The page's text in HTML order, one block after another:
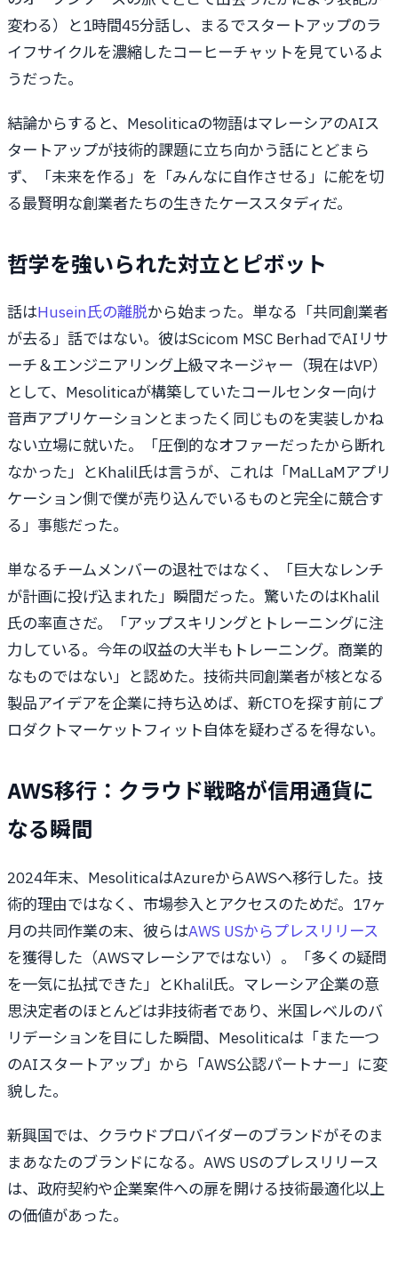
変わる）と1時間45分話し、まるでスタートアップのラ
イフサイクルを濃縮したコーヒーチャットを見ているよ
うだった。
結論からすると、Mesoliticaの物語はマレーシアのAIス
タートアップが技術的課題に立ち向かう話にとどまら
ず、「未来を作る」を「みんなに自作させる」に舵を切
る最賢明な創業者たちの生きたケーススタディだ。
哲学を強いられた対立とピボット
話はHusein氏の離脱から始まった。単なる「共同創業者
が去る」話ではない。彼はScicom MSC BerhadでAIリサ
ーチ＆エンジニアリング上級マネージャー（現在はVP）
として、Mesoliticaが構築していたコールセンター向け
音声アプリケーションとまったく同じものを実装しかね
ない立場に就いた。「圧倒的なオファーだったから断れ
なかった」とKhalil氏は言うが、これは「MaLLaMアプリ
ケーション側で僕が売り込んでいるものと完全に競合す
る」事態だった。
単なるチームメンバーの退社ではなく、「巨大なレンチ
が計画に投げ込まれた」瞬間だった。驚いたのはKhalil
氏の率直さだ。「アップスキリングとトレーニングに注
力している。今年の収益の大半もトレーニング。商業的
なものではない」と認めた。技術共同創業者が核となる
製品アイデアを企業に持ち込めば、新CTOを探す前にプ
ロダクトマーケットフィット自体を疑わざるを得ない。
AWS移行：クラウド戦略が信用通貨に
なる瞬間
2024年末、MesoliticaはAzureからAWSへ移行した。技
術的理由ではなく、市場参入とアクセスのためだ。17ヶ
月の共同作業の末、彼らはAWS USからプレスリリース
を獲得した（AWSマレーシアではない）。「多くの疑問
を一気に払拭できた」とKhalil氏。マレーシア企業の意
思決定者のほとんどは非技術者であり、米国レベルのバ
リデーションを目にした瞬間、Mesoliticaは「また一つ
のAIスタートアップ」から「AWS公認パートナー」に変
貌した。
新興国では、クラウドプロバイダーのブランドがそのま
まあなたのブランドになる。AWS USのプレスリリース
は、政府契約や企業案件への扉を開ける技術最適化以上
の価値があった。